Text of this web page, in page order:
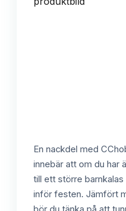
En nackdel med
innebär att om du har
till ett större
inför festen. Jämfört